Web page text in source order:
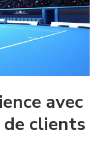
avec
clients